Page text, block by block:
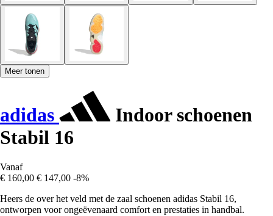
Meer tonen
adidas
Indoor schoenen
Stabil 16
Vanaf
€ 160,00 € 147,00 -8%
Heers de over het veld met de zaal schoenen adidas Stabil 16,
ontworpen voor ongeëvenaard comfort en prestaties in handbal.